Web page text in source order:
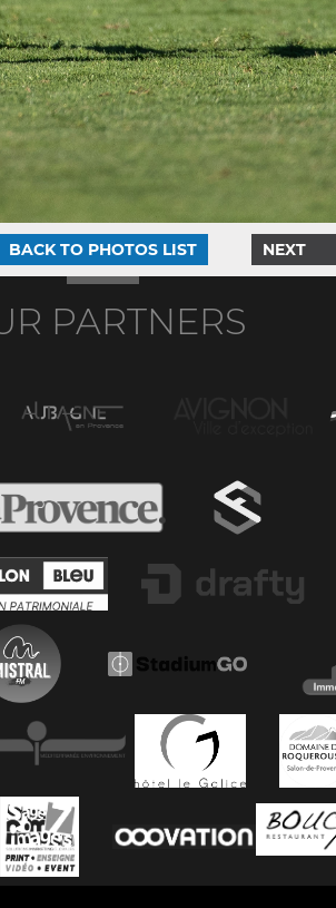
BACK TO PHOTOS LIST NEXT
PARTNERS